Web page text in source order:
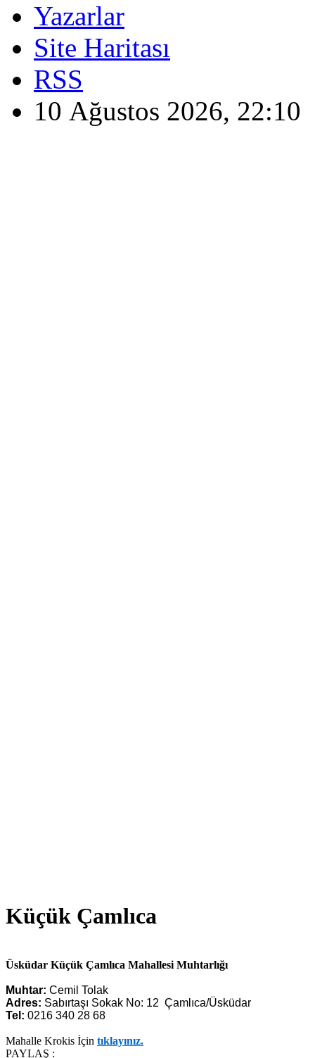
Yazarlar
Site Haritası
RSS
10 Ağustos 2026, 22:10
Küçük Çamlıca
Üsküdar Küçük Çamlıca Mahallesi Muhtarlığı
Muhtar: Cemil Tolak
Adres: Sabırtaşı Sokak No: 12 Çamlıca/Üsküdar
Tel: 0216 340 28 68
Mahalle Krokis İçin tıklayınız.
PAYLAŞ :